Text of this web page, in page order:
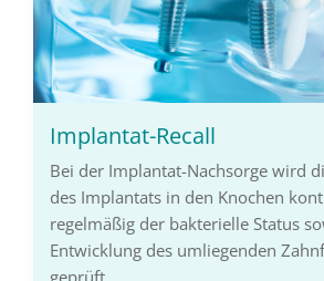
Implantat-Recall
Bei der Implantat-Nachsorge wird
des Implantats in den Knochen
regelmäßig der bakterielle Status
Entwicklung des umliegenden
geprüft.